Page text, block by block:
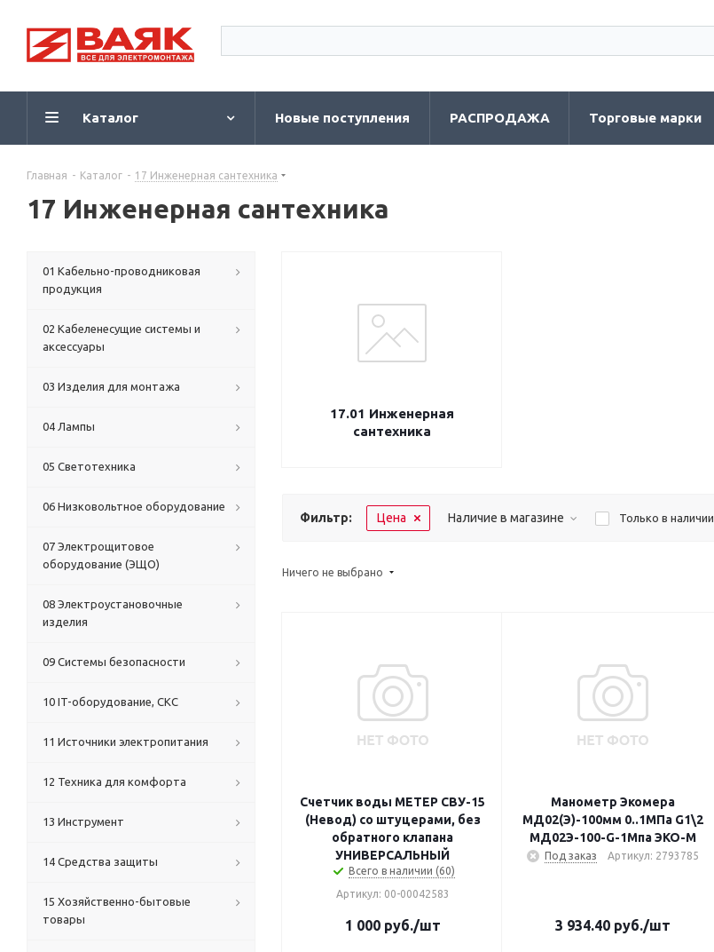
Каталог Новые поступления РАСПРОДАЖА Торговые марки
Главная - Каталог - 17 Инженерная сантехника
17 Инженерная сантехника
17.01 Инженерная
сантехника
Фильтр: Цена Наличие в магазине Только в наличии
Ничего не выбрано
Счетчик воды МЕТЕР СВУ-15
(Невод) со штуцерами, без
обратного клапана
УНИВЕРСАЛЬНЫЙ
Всего в наличии (60)
Артикул: 00-00042583
1 000руб./шт
Манометр Экомера
МД02(Э)-100мм 0..1МПа G1\2
МД02Э-100-G-1Мпа ЭКО-М
Под заказ Артикул: 2793785
3 934.40руб./шт
01 Кабельно-проводниковая
продукция
02 Кабеленесущие системы и
аксессуары
03 Изделия для монтажа
04 Лампы
05 Светотехника
06 Низковольтное оборудование
07 Электрощитовое
оборудование (ЭЩО)
08 Электроустановочные
изделия
09 Системы безопасности
10 IT-оборудование, СКС
11 Источники электропитания
12 Техника для комфорта
13 Инструмент
14 Средства защиты
15 Хозяйственно-бытовые
товары